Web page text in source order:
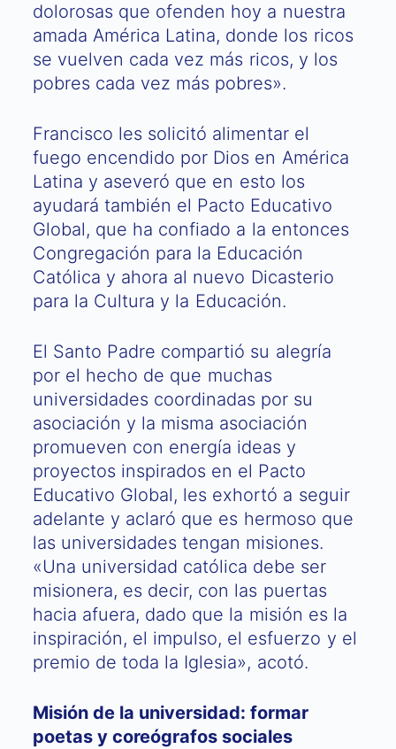
dolorosas que ofenden hoy a nuestra
amada América Latina, donde los ricos
se vuelven cada vez más ricos, y los
pobres cada vez más pobres».
Francisco les solicitó alimentar el
fuego encendido por Dios en América
Latina y aseveró que en esto los
ayudará también el Pacto Educativo
Global, que ha confiado a la entonces
Congregación para la Educación
Católica y ahora al nuevo Dicasterio
para la Cultura y la Educación.
El Santo Padre compartió su alegría
por el hecho de que muchas
universidades coordinadas por su
asociación y la misma asociación
promueven con energía ideas y
proyectos inspirados en el Pacto
Educativo Global, les exhortó a seguir
adelante y aclaró que es hermoso que
las universidades tengan misiones.
«Una universidad católica debe ser
misionera, es decir, con las puertas
hacia afuera, dado que la misión es la
inspiración, el impulso, el esfuerzo y el
premio de toda la Iglesia», acotó.
Misión de la universidad: formar
poetas y coreógrafos sociales